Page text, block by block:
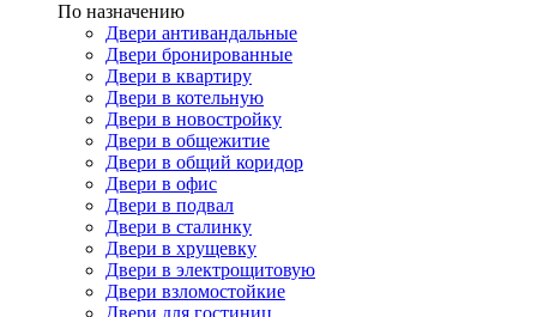
По назначению
Двери антивандальные
Двери бронированные
Двери в квартиру
Двери в котельную
Двери в новостройку
Двери в общежитие
Двери в общий коридор
Двери в офис
Двери в подвал
Двери в сталинку
Двери в хрущевку
Двери в электрощитовую
Двери взломостойкие
Двери для гостиниц